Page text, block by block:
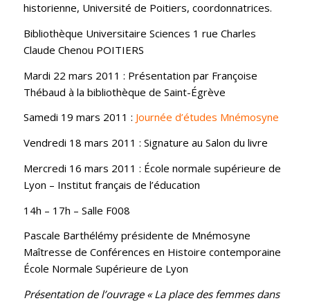
historienne, Université de Poitiers, coordonnatrices.
Bibliothèque Universitaire Sciences 1 rue Charles
Claude Chenou POITIERS
Mardi 22 mars 2011 : Présentation par Françoise
Thébaud à la bibliothèque de Saint-Égrève
Samedi 19 mars 2011 : Journée d’études Mnémosyne
Vendredi 18 mars 2011 : Signature au Salon du livre
Mercredi 16 mars 2011 : École normale supérieure de
Lyon – Institut français de l’éducation
14h – 17h – Salle F008
Pascale Barthélémy présidente de Mnémosyne
Maîtresse de Conférences en Histoire contemporaine
École Normale Supérieure de Lyon
Présentation de l’ouvrage « La place des femmes dans